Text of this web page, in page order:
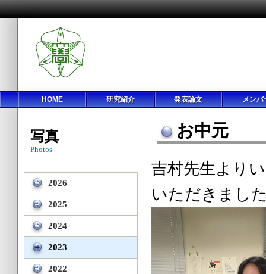
HOME 研究紹介 発表論文 メンバ
お中元
吉村先生よ
いただきまし
写真
Photos
2026
2025
2024
2023
2022